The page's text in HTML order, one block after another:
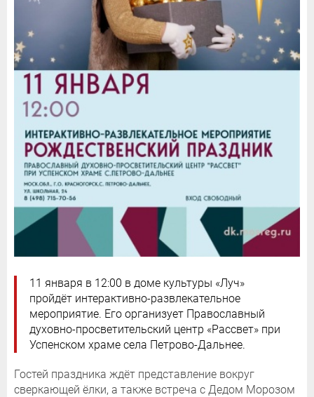
11 января в 12:00 в доме культуры «Луч»
пройдёт интерактивно-развлекательное
мероприятие. Его организует Православный
духовно-просветительский центр «Рассвет» при
Успенском храме села Петрово-Дальнее.
Гостей праздника ждёт представление вокруг
сверкающей ёлки, а также встреча с Дедом Морозом